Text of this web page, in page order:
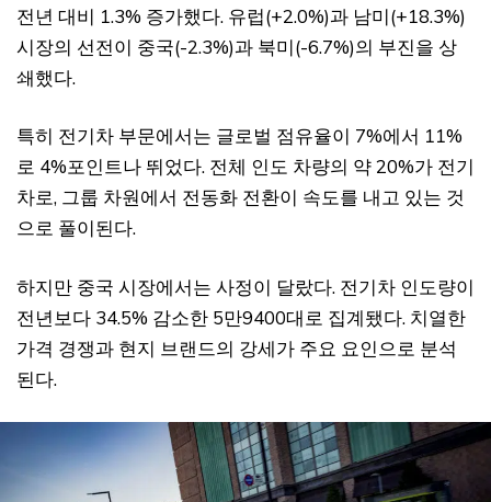
전년 대비 1.3% 증가했다. 유럽(+2.0%)과 남미(+18.3%)
시장의 선전이 중국(-2.3%)과 북미(-6.7%)의 부진을 상
쇄했다.
특히 전기차 부문에서는 글로벌 점유율이 7%에서 11%
로 4%포인트나 뛰었다. 전체 인도 차량의 약 20%가 전기
차로, 그룹 차원에서 전동화 전환이 속도를 내고 있는 것
으로 풀이된다.
하지만 중국 시장에서는 사정이 달랐다. 전기차 인도량이
전년보다 34.5% 감소한 5만9400대로 집계됐다. 치열한
가격 경쟁과 현지 브랜드의 강세가 주요 요인으로 분석
된다.